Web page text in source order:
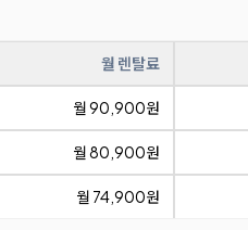
월 렌탈료
월 90,900원
월 80,900원
월 74,900원